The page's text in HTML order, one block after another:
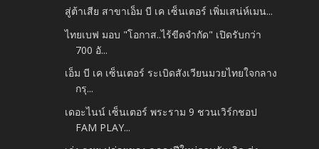
สู่ต้าเสีย สาขาเอ็ม บี เค เซ็นเตอร์ เพิ่มเสน่ห์เมน...
ไทยเบฟ มอบ "โอกาส..ไร้ขีดจำกัด" เปิดรับกว่า
700 อั...
เอ็ม บี เค เซ็นเตอร์ ระเบิดสังเวียนมวยไทยใจกลาง
กรุ...
เดอะไนน์ เซ็นเตอร์ พระราม 9 ชวนเวิร์กชอป
FAM PLAY...